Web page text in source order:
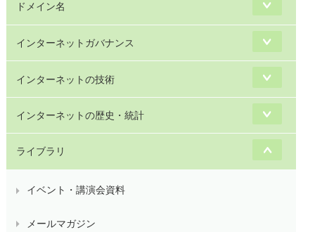
ドメイン名
インターネットガバナンス
インターネットの技術
インターネットの歴史・統計
ライブラリ
イベント・講演会資料
メールマガジン